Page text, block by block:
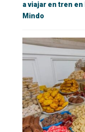
a viajar en tren
Mindo